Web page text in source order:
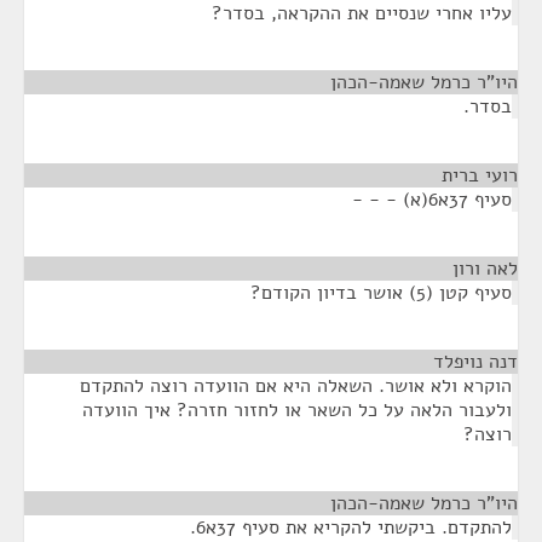
עליו אחרי שנסיים את ההקראה, בסדר?
היו"ר כרמל שאמה-הכהן
בסדר.
רועי ברית
סעיף 37א6(א) - - -
לאה ורון
סעיף קטן (5) אושר בדיון הקודם?
דנה נויפלד
הוקרא ולא אושר. השאלה היא אם הוועדה רוצה להתקדם
ולעבור הלאה על כל השאר או לחזור חזרה? איך הוועדה
רוצה?
היו"ר כרמל שאמה-הכהן
להתקדם. ביקשתי להקריא את סעיף 37א6.